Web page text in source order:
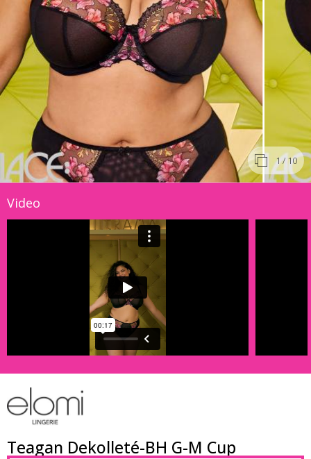
1/ 10
Video
Teagan Dekolleté-BH G-M Cup